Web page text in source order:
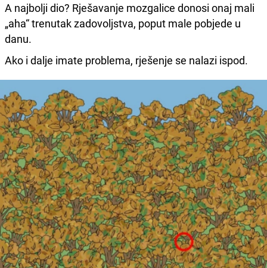
A najbolji dio? Rješavanje mozgalice donosi onaj mali
„aha“ trenutak zadovoljstva, poput male pobjede u
danu.
Ako i dalje imate problema, rješenje se nalazi ispod.